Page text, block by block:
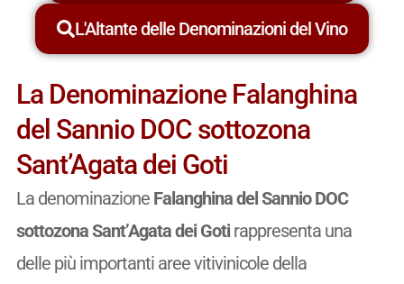
L'Altante delle Denominazioni del Vino
La Denominazione Falanghina
del Sannio DOC sottozona
Sant’Agata dei Goti
La denominazione Falanghina del Sannio DOC
sottozona Sant’Agata dei Gotirappresenta una
delle più importanti aree vitivinicole della